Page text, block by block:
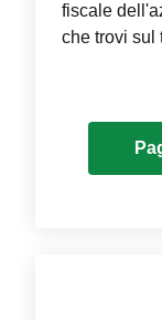
fiscale
che trovi sul